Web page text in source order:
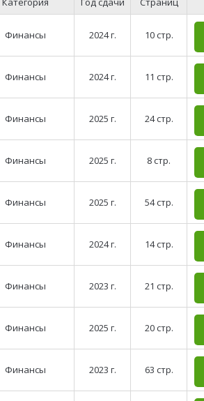
Финансы 2024 г. 10 стр.
Финансы 2024 г. 11 стр.
Финансы 2025 г. 24 стр.
Финансы 2025 г. 8 стр.
Финансы 2025 г. 54 стр.
Финансы 2024 г. 14 стр.
Финансы 2023 г. 21 стр.
Финансы 2025 г. 20 стр.
Финансы 2023 г. 63 стр.